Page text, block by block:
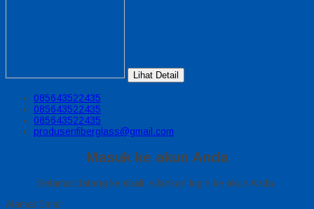
Lihat Detail
085643522435
085643522435
085643522435
produsenfiberglass@gmail.com
Masuk ke akun Anda
Selamat datang kembali, silahkan login ke akun Anda.
Alamat Email